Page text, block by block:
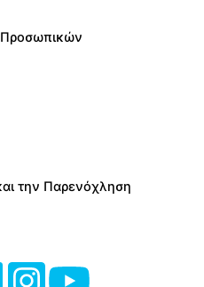
Προσωπικών
την Παρενόχληση